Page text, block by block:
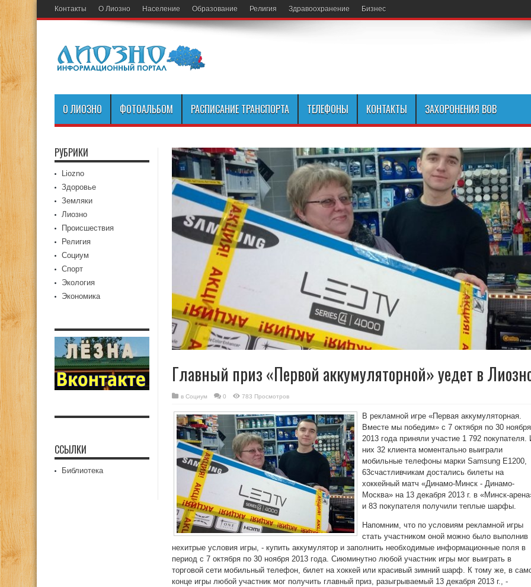
Контакты О Лиозно Население Образование Религия Здравоохранение Бизнес
О ЛИОЗНО ФОТОАЛЬБОМ РАСПИСАНИЕ ТРАНСПОРТА ТЕЛЕФОНЫ КОНТАКТЫ ЗАХОРОНЕНИЯ ВОВ
Главный приз «Первой аккумуляторной» уедет в
в Социум 0 783 Просмотров
В рекламной игре «Первая аккумуляторная.
Вместе мы победим» с 7 октября по 30 ноября
2013 года приняли участие 1 792 покупателя.
них 32 клиента моментально выиграли
мобильные телефоны марки Samsung E1200,
63счастливчикам достались билеты на
хоккейный матч «Динамо-Минск - Динамо-
Москва» на 13 декабря 2013 г. в «Минск-
и 83 покупателя получили теплые шарфы.
Напомним, что по условиям рекламной игры
стать участником оной можно было выполнив
нехитрые условия игры, - купить аккумулятор и заполнить необходимые информационные поля в
период с 7 октября по 30 ноября 2013 года. Сиюминутно любой участник игры мог выиграть в
торговой сети мобильный телефон, билет на хоккей или красивый зимний шарф. К тому же, в
конце игры любой участник мог получить главный приз, разыгрываемый 13 декабря 2013 г., -
РУБРИКИ
Liozno
Здоровье
Земляки
Лиозно
Происшествия
Религия
Социум
Спорт
Экология
Экономика
ССЫЛКИ
Библиотека